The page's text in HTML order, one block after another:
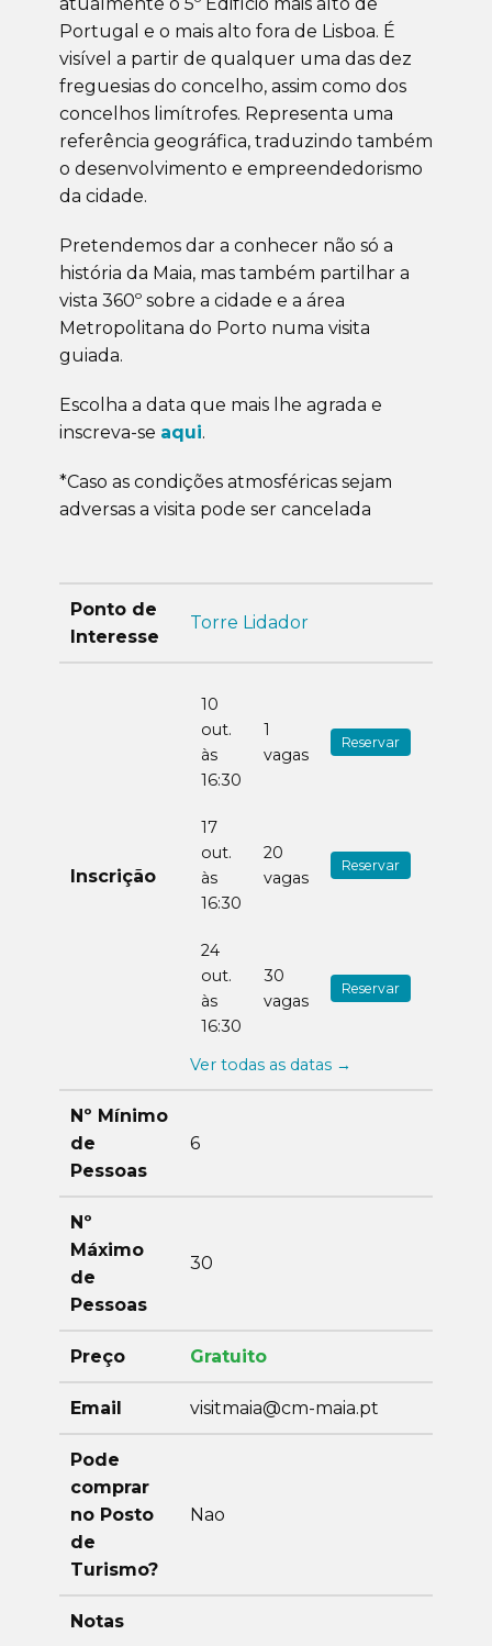
Portugal e o mais alto fora de Lisboa. É
visível a partir de qualquer uma das dez
freguesias do concelho, assim como dos
concelhos limítrofes. Representa uma
referência geográfica, traduzindo também
o desenvolvimento e empreendedorismo
da cidade.
Pretendemos dar a conhecer não só a
história da Maia, mas também partilhar a
vista 360º sobre a cidade e a área
Metropolitana do Porto numa visita
guiada.
Escolha a data que mais lhe agrada e
inscreva-se aqui.
*Caso as condições atmosféricas sejam
adversas a visita pode ser cancelada
Ponto de
Interesse
Torre Lidador
Inscrição
10
out.
às
16:30
1
vagas
Reservar
17
out.
às
16:30
20
vagas
Reservar
24
out.
às
16:30
30
vagas
Reservar
Ver todas as datas →
Nº Mínimo
de
Pessoas
6
Nº
Máximo
de
Pessoas
30
Preço Gratuito
Email visitmaia@cm-maia.pt
Pode
comprar
no Posto
de
Turismo?
Nao
Notas